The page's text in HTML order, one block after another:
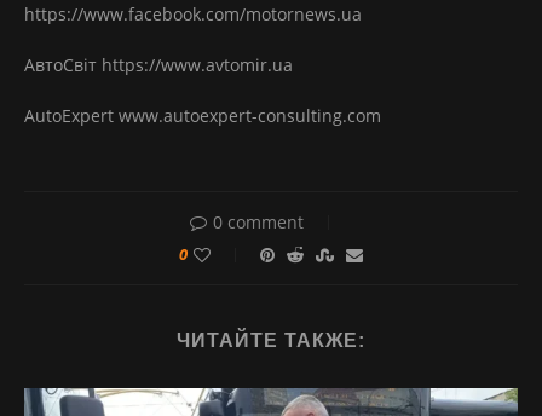
https://www.facebook.com/motornews.ua
АвтоСвіт https://www.avtomir.ua
AutoExpert www.autoexpert-consulting.com
0 comment
0
ЧИТАЙТЕ ТАКЖЕ: